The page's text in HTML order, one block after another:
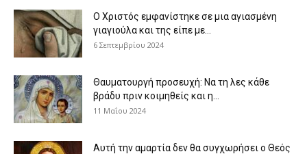
Ο Χριστός εμφανίστηκε σε μια αγιασμένη
γιαγιούλα και της είπε με...
6 Σεπτεμβρίου 2024
Θαυματουργή προσευχή: Να τη λες κάθε
βράδυ πριν κοιμηθείς και η...
11 Μαΐου 2024
Αυτή την αμαρτία δεν θα συγχωρήσει ο Θεός